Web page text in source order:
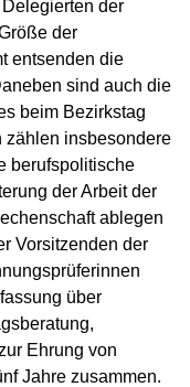
der
der
entsenden die
sind auch die
beim Bezirkstag
zählen insbesondere
berufspolitische
der Arbeit der
ablegen
Vorsitzenden der
über
Ehrung von
Jahre zusammen.